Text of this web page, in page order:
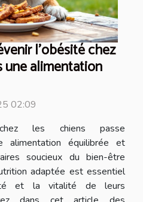
l'obésité chez
une alimentation
02:09
les chiens passe
alimentation équilibrée et
soucieux du bien-être
adaptée est essentiel
et la vitalité de leurs